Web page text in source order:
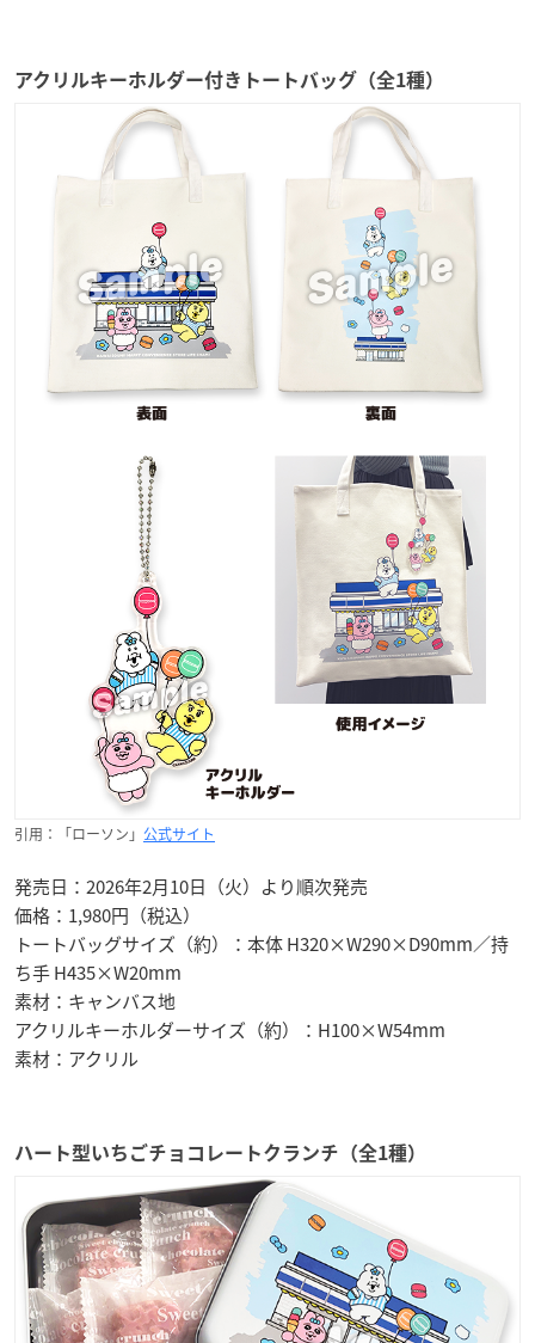
アクリルキーホルダー付きトートバッグ（全1種）
引用：「ローソン」 公式サイト
発売日：2026年2月10日（火）より順次発売
価格：1,980円（税込）
トートバッグサイズ（約）：本体 H320×W290×D90mm／持
ち手 H435×W20mm
素材：キャンバス地
アクリルキーホルダーサイズ（約）：H100×W54mm
素材：アクリル
ハート型いちごチョコレートクランチ（全1種）